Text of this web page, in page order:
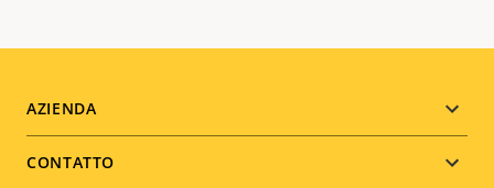
Footer
menu
AZIENDA
CONTATTO